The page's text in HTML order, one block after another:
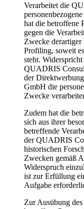
Verarbeitet die
hat die betroffene
gegen die
Zwecke
Profiling, soweit
steht.
QUADRIS
der
GmbH die
Zwecke
Zudem hat die
sich aus ihrer
betreffende
der QUADRIS
historischen
Zwecken gemäß
Widerspruch
ist zur Erfüllung
Aufgabe
Zur Ausübung